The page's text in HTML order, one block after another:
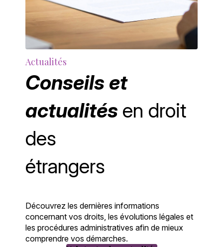
Actualités
Conseils et
actualités en droit
des
étrangers
Découvrez les dernières informations
concernant vos droits, les évolutions légales et
les procédures administratives afin de mieux
comprendre vos démarches.